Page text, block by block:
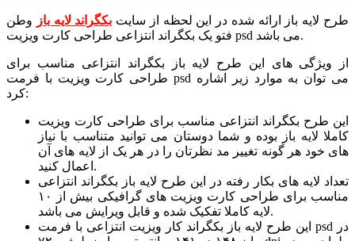
طرح لایه باز ارائه شده در این لحظه از سایت بکگراند لایه باز وطن
فتو یک بکگراند انتزاعی طراحی کارت ویزیت psd می باشد.
از ویژگی های این طرح لایه باز بکگراند انتزاعی مناسب برای
طراحی کارت ویزیت با فرمت psd می توان به موارد زیر اشاره
کرد:
این طرح بکگراند انتزاعی مناسب برای طراحی کارت ویزیت
کاملا لایه باز بوده و شما دوستان می توانید متناسب با نیاز
های خود هر گونه تغییر مد نظرتان را در هر یک از لایه های آن
اعمال کنید.
تعداد لایه های بکار رفته در این طرح لایه باز بکگراند انتزاعی
مناسب برای طراحی کارت ویزیت های گرافیکی بیش از ۱۰
لایه کاملا تفکیک شده و قابل ویرایش می باشد.
این طرح لایه باز بکگراند کار ویزیت انتزاعی با فرمت psd در